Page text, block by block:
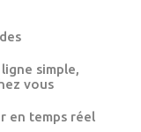
simple,
vous
en temps réel